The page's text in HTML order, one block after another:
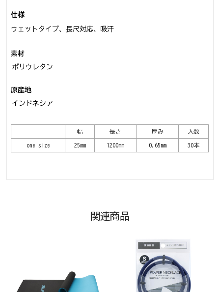
仕様
ウェットタイプ、長尺対応、吸汗
素材
ポリウレタン
原産地
インドネシア
幅 長さ 厚み 入数
one size 25mm 1200mm 0.65mm 30本
関連商品